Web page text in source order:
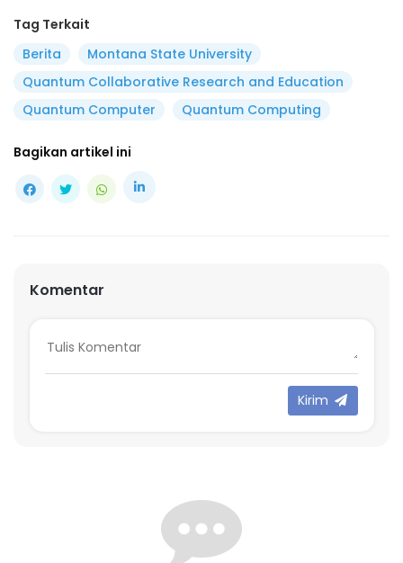
Tag Terkait
Berita
Montana State University
Quantum Collaborative Research and Education
Quantum Computer
Quantum Computing
Bagikan artikel ini
Komentar
Kirim